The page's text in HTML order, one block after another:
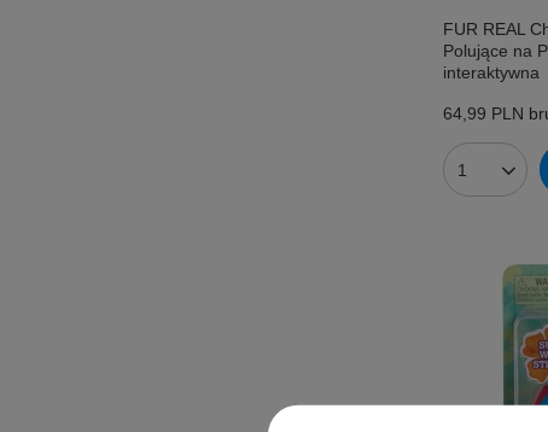
FUR REAL
Polujące na
interaktywna
64,99 PLN